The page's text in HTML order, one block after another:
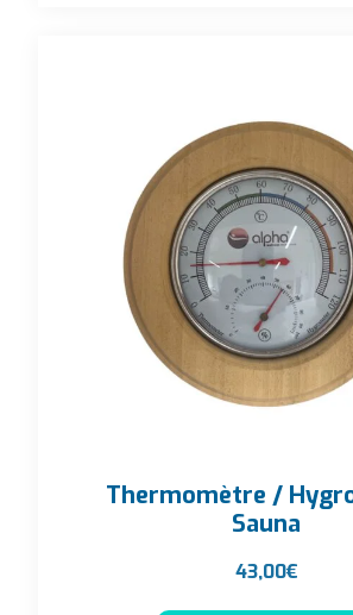
Thermomètre /
Sauna
43,00€